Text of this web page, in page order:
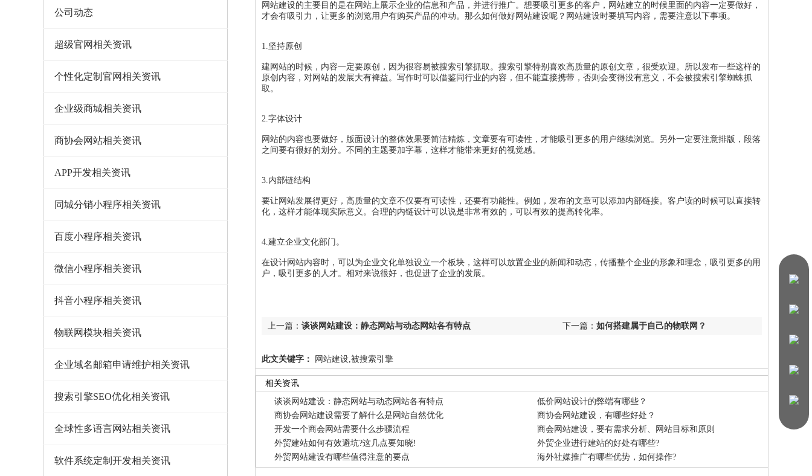
公司动态
超级官网相关资讯
个性化定制官网相关资讯
企业级商城相关资讯
商协会网站相关资讯
APP开发相关资讯
同城分销小程序相关资讯
百度小程序相关资讯
微信小程序相关资讯
抖音小程序相关资讯
物联网模块相关资讯
企业域名邮箱申请维护相关资讯
搜索引擎SEO优化相关资讯
全球性多语言网站相关资讯
软件系统定制开发相关资讯
网站建设的主要目的是在网站上展示企业的信息和产品，并进行推广。想要吸引更多的客户，网站建立的时候里面的内容一定要做好，
才会有吸引力，让更多的浏览用户有购买产品的冲动。那么如何做好网站建设呢？网站建设时要填写内容，需要注意以下事项。
1.坚持原创
建网站的时候，内容一定要原创，因为很容易被搜索引擎抓取。搜索引擎特别喜欢高质量的原创文章，很受欢迎。所以发布一些这样的
原创内容，对网站的发展大有裨益。写作时可以借鉴同行业的内容，但不能直接携带，否则会变得没有意义，不会被搜索引擎蜘蛛抓
取。
2.字体设计
网站的内容也要做好，版面设计的整体效果要简洁精炼，文章要有可读性，才能吸引更多的用户继续浏览。另外一定要注意排版，段落
之间要有很好的划分。不同的主题要加字幕，这样才能带来更好的视觉感。
3.内部链结构
要让网站发展得更好，高质量的文章不仅要有可读性，还要有功能性。例如，发布的文章可以添加内部链接。客户读的时候可以直接转
化，这样才能体现实际意义。合理的内链设计可以说是非常有效的，可以有效的提高转化率。
4.建立企业文化部门。
在设计网站内容时，可以为企业文化单独设立一个板块，这样可以放置企业的新闻和动态，传播整个企业的形象和理念，吸引更多的用
户，吸引更多的人才。相对来说很好，也促进了企业的发展。
下一篇： 如何搭建属于自己的物联网？
上一篇： 谈谈网站建设：静态网站与动态网站各有特点
此文关键字： 网站建设,被搜索引擎
相关资讯
谈谈网站建设：静态网站与动态网站各有特点
低价网站设计的弊端有哪些？
商协会网站建设需要了解什么是网站自然优化
商协会网站建设，有哪些好处？
开发一个商会网站需要什么步骤流程
商会网站建设，要有需求分析、网站目标和原则
外贸建站如何有效避坑?这几点要知晓!
外贸企业进行建站的好处有哪些?
外贸网站建设有哪些值得注意的要点
海外社媒推广有哪些优势，如何操作?